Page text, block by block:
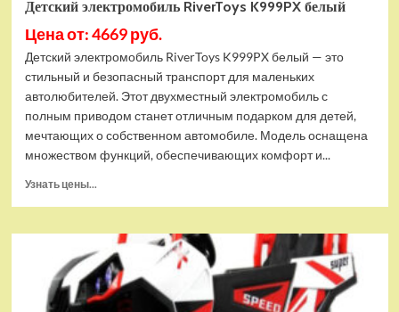
Детский электромобиль RiverToys K999PX белый
Цена от: 4669 руб.
Детский электромобиль RiverToys K999PX белый — это
стильный и безопасный транспорт для маленьких
автолюбителей. Этот двухместный электромобиль с
полным приводом станет отличным подарком для детей,
мечтающих о собственном автомобиле. Модель оснащена
множеством функций, обеспечивающих комфорт и...
Узнать цены...
Детский
электромобиль
RiverToys
K999PX
белый